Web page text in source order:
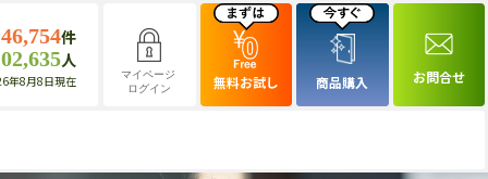
件
人
年8月8日現在
マイページ
ログイン
無料お試し 商品購入 お問合せ